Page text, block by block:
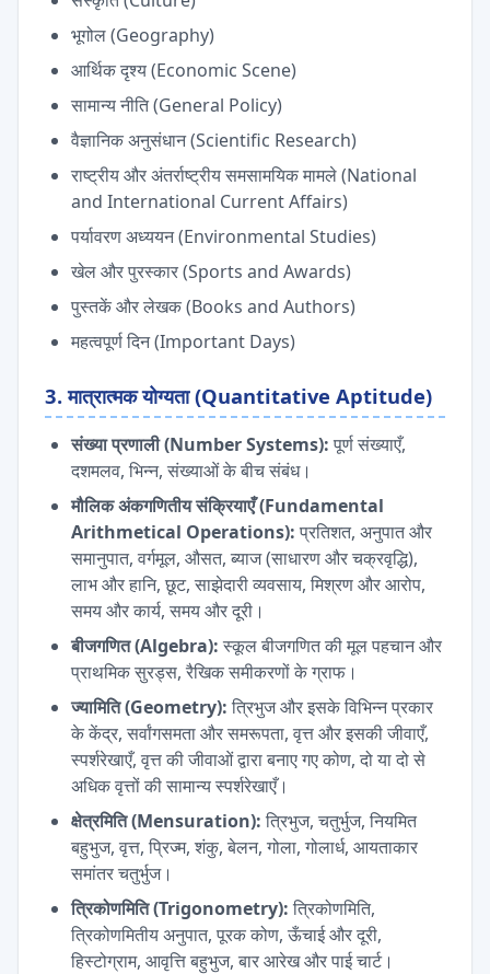
भूगोल (Geography)
आर्थिक दृश्य (Economic Scene)
सामान्य नीति (General Policy)
वैज्ञानिक अनुसंधान (Scientific Research)
राष्ट्रीय और अंतर्राष्ट्रीय समसामयिक मामले (National
and International Current Affairs)
पर्यावरण अध्ययन (Environmental Studies)
खेल और पुरस्कार (Sports and Awards)
पुस्तकें और लेखक (Books and Authors)
महत्वपूर्ण दिन (Important Days)
3. मात्रात्मक योग्यता (Quantitative Aptitude)
संख्या प्रणाली (Number Systems): पूर्ण संख्याएँ,
दशमलव, भिन्न, संख्याओं के बीच संबंध।
मौलिक अंकगणितीय संक्रियाएँ (Fundamental
Arithmetical Operations): प्रतिशत, अनुपात और
समानुपात, वर्गमूल, औसत, ब्याज (साधारण और चक्रवृद्धि),
लाभ और हानि, छूट, साझेदारी व्यवसाय, मिश्रण और आरोप,
समय और कार्य, समय और दूरी।
बीजगणित (Algebra): स्कूल बीजगणित की मूल पहचान और
प्राथमिक सुरड्स, रैखिक समीकरणों के ग्राफ।
ज्यामिति (Geometry): त्रिभुज और इसके विभिन्न प्रकार
के केंद्र, सर्वांगसमता और समरूपता, वृत्त और इसकी जीवाएँ,
स्पर्शरेखाएँ, वृत्त की जीवाओं द्वारा बनाए गए कोण, दो या दो से
अधिक वृत्तों की सामान्य स्पर्शरेखाएँ।
क्षेत्रमिति (Mensuration): त्रिभुज, चतुर्भुज, नियमित
बहुभुज, वृत्त, प्रिज्म, शंकु, बेलन, गोला, गोलार्ध, आयताकार
समांतर चतुर्भुज।
त्रिकोणमिति (Trigonometry): त्रिकोणमिति,
त्रिकोणमितीय अनुपात, पूरक कोण, ऊँचाई और दूरी,
हिस्टोग्राम, आवृत्ति बहुभुज, बार आरेख और पाई चार्ट।